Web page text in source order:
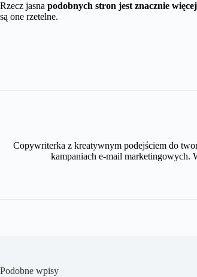
Rzecz jasna podobnych stron jest znacznie więcej
są one rzetelne.
Copywriterka z kreatywnym podejściem do
kampaniach e-mail marketingowych.
Podobne wpisy